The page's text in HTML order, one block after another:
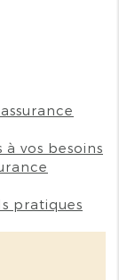
vos besoins
pratiques